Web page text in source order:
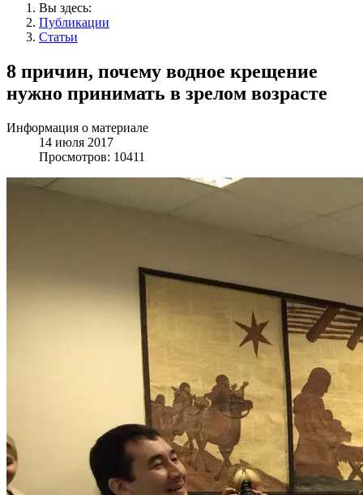
Вы здесь:
Публикации
Статьи
8 причин, почему водное крещение
нужно принимать в зрелом возрасте
Информация о материале
14 июля 2017
Просмотров: 10411